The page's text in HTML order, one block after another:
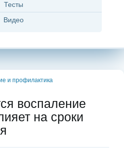
Тесты
Видео
и профилактика
воспаление
на сроки